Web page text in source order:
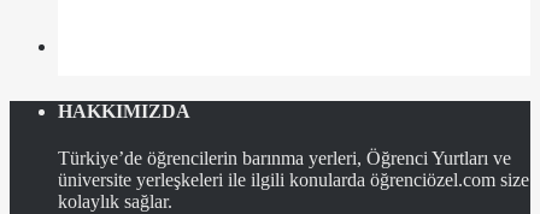
HAKKIMIZDA
Türkiye’de öğrencilerin barınma yerleri, Öğrenci Yurtları ve
üniversite yerleşkeleri ile ilgili konularda öğrenciözel.com size
kolaylık sağlar.